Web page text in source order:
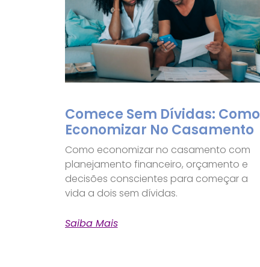
Comece Sem Dívidas: Como
Economizar No Casamento
Como economizar no casamento com
planejamento financeiro, orçamento e
decisões conscientes para começar a
vida a dois sem dívidas.
Saiba Mais